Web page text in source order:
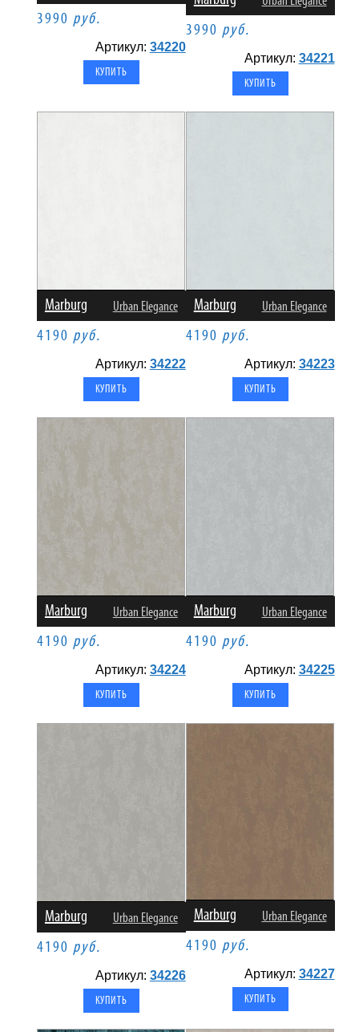
3990 руб.
Артикул: 34220
3990 руб.
Артикул: 34221
Marburg Urban Elegance
4190 руб.
Артикул: 34222
Marburg Urban Elegance
4190 руб.
Артикул: 34223
Marburg Urban Elegance
4190 руб.
Артикул: 34224
Marburg Urban Elegance
4190 руб.
Артикул: 34225
Marburg Urban Elegance
4190 руб.
Артикул: 34226
Marburg Urban Elegance
4190 руб.
Артикул: 34227